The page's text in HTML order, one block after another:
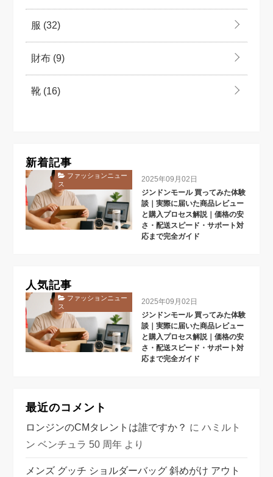
服 (32)
財布 (9)
靴 (16)
新着記事
ファッションニュー
ス
2025年09月02日
ジンドンモール 買ってみた体験
談｜実際に届いた商品レビュー
と購入プロセス解説｜価格の安
さ・配送スピード・サポート対
応まで完全ガイド
人気記事
ファッションニュー
ス
2025年09月02日
ジンドンモール 買ってみた体験
談｜実際に届いた商品レビュー
と購入プロセス解説｜価格の安
さ・配送スピード・サポート対
応まで完全ガイド
最近のコメント
ロンジンのCMタレントは誰ですか？ にハミルト
ン ベンチュラ 50 周年 より
メンズ グッチ ショルダーバッグ 斜めがけ アウト